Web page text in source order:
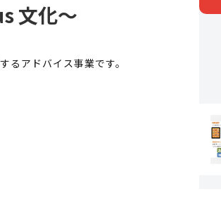
文化～
アドバイス事業です。